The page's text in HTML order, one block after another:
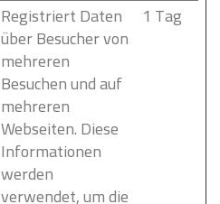
Registriert Daten
über Besucher von
mehreren
Besuchen und auf
mehreren
Webseiten. Diese
Informationen
werden
verwendet, um die
1 Tag